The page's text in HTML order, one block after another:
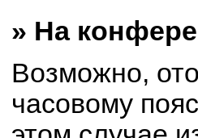
» На
Возможно,
часовому